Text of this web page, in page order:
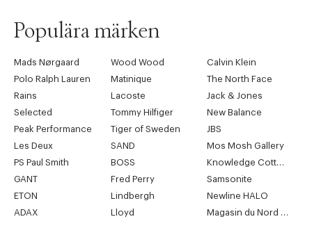
Populära märken
Mads Nørgaard Wood Wood
Calvin Klein
Polo Ralph Lauren
Matinique
The North Face
Rains
Lacoste
Jack & Jones
Selected
Tommy Hilfiger
New Balance
Peak Performance
Tiger of Sweden
JBS
Les Deux
SAND
Mos Mosh Gallery
PS Paul Smith
BOSS
Knowledge Cotton Apparel
GANT
Fred Perry
Samsonite
ETON
Lindbergh
Newline HALO
ADAX
Lloyd Magasin du Nord Collection